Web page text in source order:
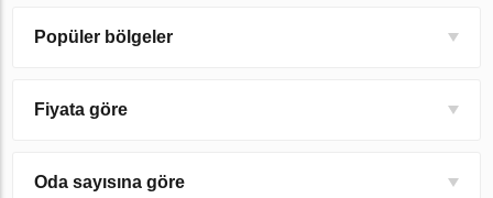
Popüler bölgeler
Fiyata göre
Oda sayısına göre